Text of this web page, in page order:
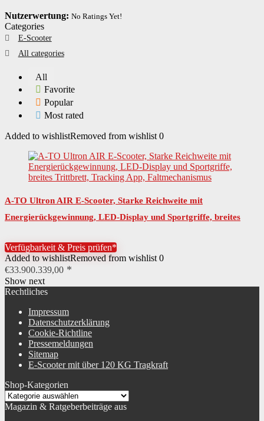
Nutzerwertung: No Ratings Yet!
Categories
E-Scooter
All categories
All
Favorite
Popular
Most rated
Added to wishlistRemoved from wishlist 0
A-TO Ultron AIR E-Scooter, Starke Reichweite mit
Energierückgewinnung, LED-Display und Sportgriffe, breites
Verfügbarkeit & Preis prüfen*
Added to wishlistRemoved from wishlist 0
€33.900.339,00
Show next
Rechtliches
Impressum
Datenschutzerklärung
Cookie-Richtline
Pressemeldungen
Sitemap
E-Scooter mit über 120 KG Tragkraft
Shop-Kategorien
Magazin & Ratgeberbeiträge aus